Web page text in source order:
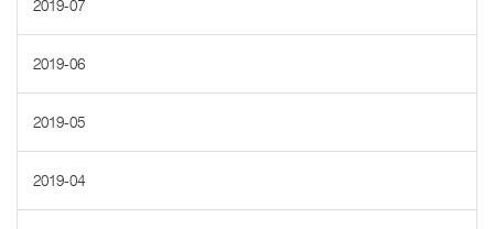
2019-07
2019-06
2019-05
2019-04